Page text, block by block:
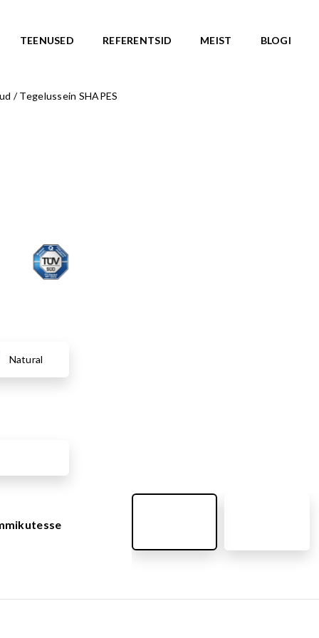
TEENUSED REFERENTSID MEIST BLOGI
teemasari
turvaaluskate
Koerteväljaku tooted (Agility)
/Tegelussein SHAPES
Natural